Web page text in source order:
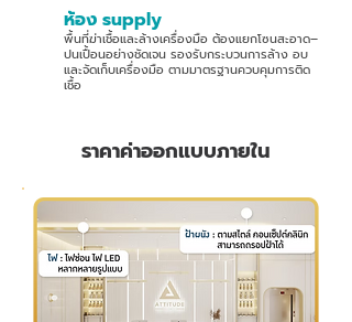
ห้อง supply
พื้นที่ฆ่าเชื้อและล้างเครื่องมือ ต้องแยกโซนสะอาด–
ปนเปื้อนอย่างชัดเจน รองรับกระบวนการล้าง อบ
และจัดเก็บเครื่องมือ ตามมาตรฐานควบคุมการติด
เชื้อ
ราคาค่าออกแบบภายใน